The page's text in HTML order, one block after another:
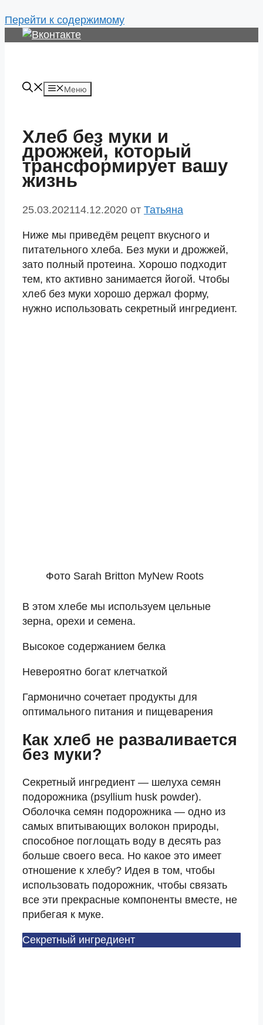
Перейти к содержимому
Меню
Хлеб без муки и
дрожжей, который
трансформирует вашу
жизнь
25.03.202114.12.2020 от Татьяна
Ниже мы приведём рецепт вкусного и
питательного хлеба. Без муки и дрожжей,
зато полный протеина. Хорошо подходит
тем, кто активно занимается йогой. Чтобы
хлеб без муки хорошо держал форму,
нужно использовать секретный ингредиент.
Фото Sarah Britton MyNew Roots
В этом хлебе мы используем цельные
зерна, орехи и семена.
Высокое содержанием белка
Невероятно богат клетчаткой
Гармонично сочетает продукты для
оптимального питания и пищеварения
Как хлеб не разваливается
без муки?
Секретный ингредиент — шелуха семян
подорожника (psyllium husk powder).
Оболочка семян подорожника — одно из
самых впитывающих волокон природы,
способное поглощать воду в десять раз
больше своего веса. Но какое это имеет
отношение к хлебу? Идея в том, чтобы
использовать подорожник, чтобы связать
все эти прекрасные компоненты вместе, не
прибегая к муке.
Секретный ингредиент